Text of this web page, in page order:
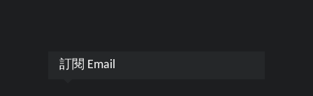
訂閱 Email